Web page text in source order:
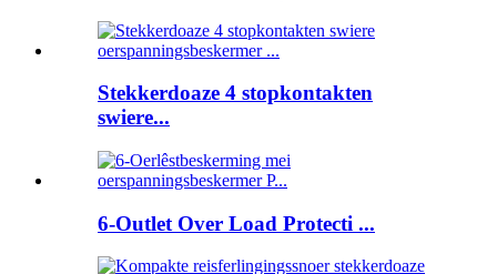
Stekkerdoaze 4 stopkontakten
swiere...
6-Outlet Over Load Protecti ...